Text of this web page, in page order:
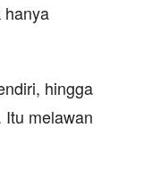
hanya
hingga
melawan